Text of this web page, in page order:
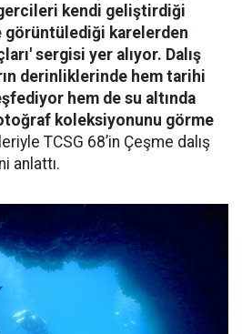
kendi geliştirdiği
karelerden
sergisi yer alıyor. Dalış
derinliklerinde hem tarihi
hem de su altında
koleksiyonunu görme
TCSG 68’in Çeşme dalış
anlattı.